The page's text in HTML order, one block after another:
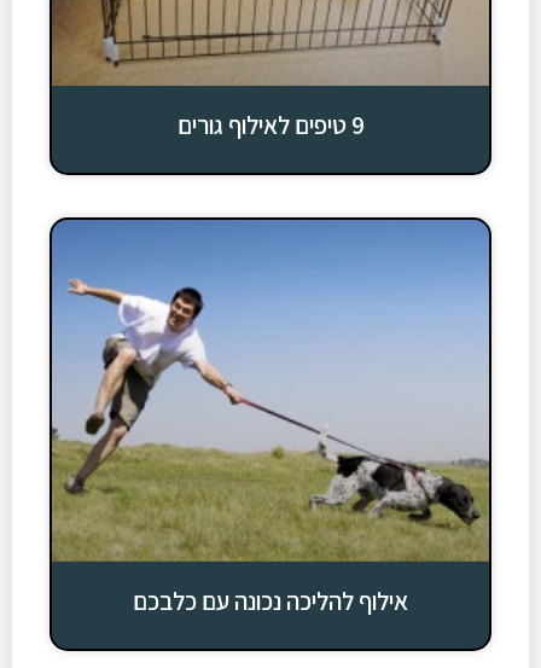
9 טיפים לאילוף גורים
אילוף להליכה נכונה עם כלבכם